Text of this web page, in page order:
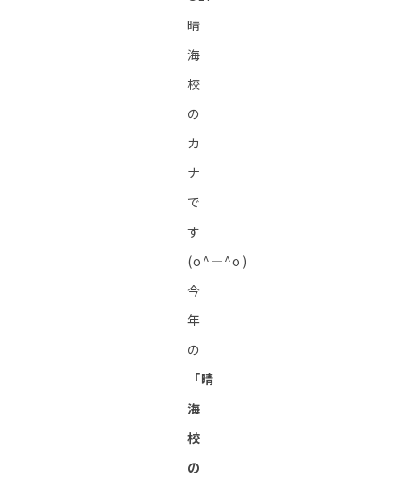
晴
海
校
の
カ
ナ
で
す
(o^―^o)
今
年
の
「晴
海
校
の